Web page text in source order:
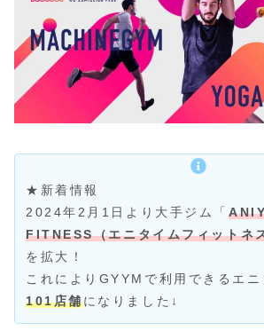
★新着情報
2024年2月1日より大手ジム「
FITNESS（エニタイムフィットネ
を拡大！
これによりGYYMで利用できるエニ
101店舗になりました↓